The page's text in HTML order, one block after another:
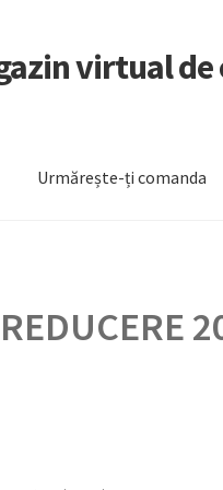
virtual
Urmărește-ți comanda
REDUCERE